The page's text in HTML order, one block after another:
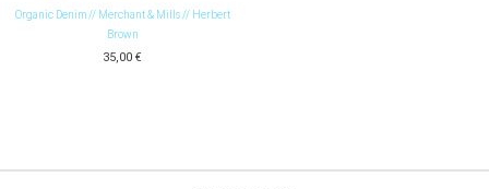
Organic Denim // Merchant & Mills // Herbert
Brown
35,00 €